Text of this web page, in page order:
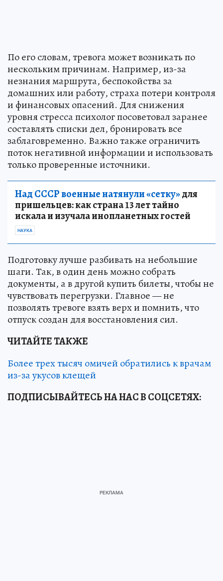
По его словам, тревога может возникать по
нескольким причинам. Например, из-за
незнания маршрута, беспокойства за
домашних или работу, страха потери контроля
и финансовых опасений. Для снижения
уровня стресса психолог посоветовал заранее
составлять списки дел, бронировать все
заблаговременно. Важно также ограничить
поток негативной информации и использовать
только проверенные источники.
Над СССР военные натянули «сетку»для
пришельцев: как страна 13 лет тайно
искала и изучала инопланетных гостей
НАУКА
Подготовку лучше разбивать на небольшие
шаги. Так, в один день можно собрать
документы, а в другой купить билеты, чтобы не
чувствовать перегрузки. Главное — не
позволять тревоге взять верх и помнить, что
отпуск создан для восстановления сил.
ЧИТАЙТЕ ТАКЖЕ
Более трех тысяч омичей обратились к врачам
из-за укусов клещей
ПОДПИСЫВАЙТЕСЬ НА НАС В СОЦСЕТЯХ: